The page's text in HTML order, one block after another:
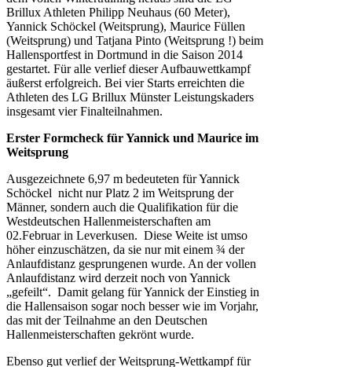
Brillux Athleten Philipp Neuhaus (60 Meter),
Yannick Schöckel (Weitsprung), Maurice Füllen
(Weitsprung) und Tatjana Pinto (Weitsprung !) beim
Hallensportfest in Dortmund in die Saison 2014
gestartet. Für alle verlief dieser Aufbauwettkampf
äußerst erfolgreich. Bei vier Starts erreichten die
Athleten des LG Brillux Münster Leistungskaders
insgesamt vier Finalteilnahmen.
Erster Formcheck für Yannick und Maurice im
Weitsprung
Ausgezeichnete 6,97 m bedeuteten für Yannick
Schöckel nicht nur Platz 2 im Weitsprung der
Männer, sondern auch die Qualifikation für die
Westdeutschen Hallenmeisterschaften am
02.Februar in Leverkusen. Diese Weite ist umso
höher einzuschätzen, da sie nur mit einem ¾ der
Anlaufdistanz gesprungenen wurde. An der vollen
Anlaufdistanz wird derzeit noch von Yannick
„gefeilt“. Damit gelang für Yannick der Einstieg in
die Hallensaison sogar noch besser wie im Vorjahr,
das mit der Teilnahme an den Deutschen
Hallenmeisterschaften gekrönt wurde.
Ebenso gut verlief der Weitsprung-Wettkampf für